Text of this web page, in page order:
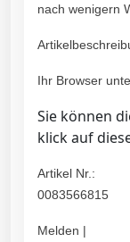
nach wenigern
Ihr Browser
Sie können
klick auf
Artikel Nr.:
0083566815
Melden |